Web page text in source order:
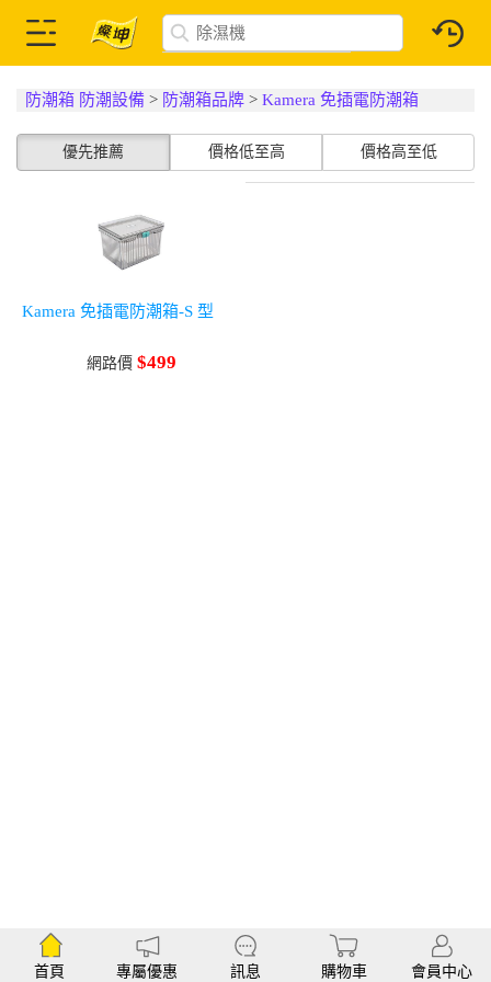
防潮箱 防潮設備 > 防潮箱品牌 >Kamera 免插電防潮箱
優先推薦 價格低至高 價格高至低
Kamera 免插電防潮箱-S 型
網路價 $499
首頁 專屬優惠 訊息 購物車 會員中心